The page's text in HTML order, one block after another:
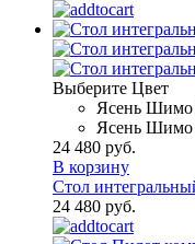
Выберите Цвет
Ясень Шимо
Ясень Шимо
24 480 руб.
В корзину
Стол
24 480 руб.